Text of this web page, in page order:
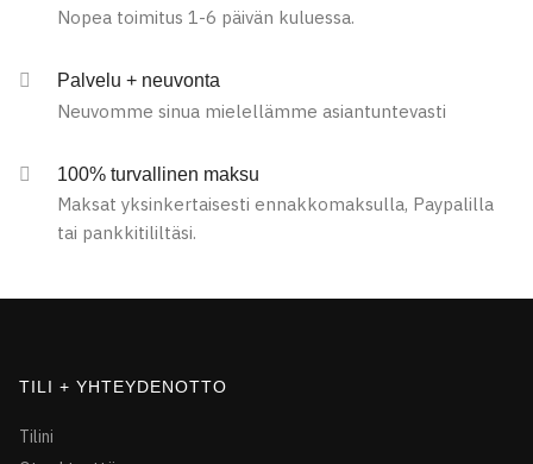
Nopea toimitus 1-6 päivän kuluessa.
Palvelu + neuvonta
Neuvomme sinua mielellämme asiantuntevasti
100% turvallinen maksu
Maksat yksinkertaisesti ennakkomaksulla, Paypalilla
tai pankkitililtäsi.
TILI + YHTEYDENOTTO
Tilini